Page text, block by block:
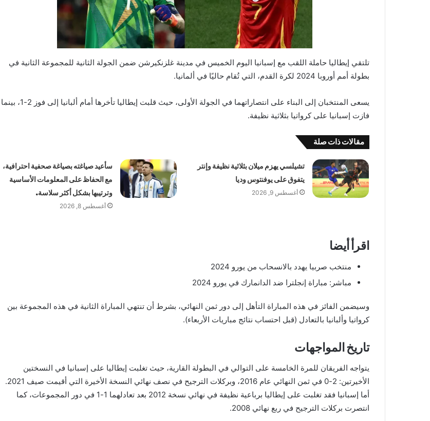
تلتقي إيطاليا حاملة اللقب مع إسبانيا اليوم الخميس في مدينة غلزنكيرشن ضمن الجولة الثانية للمجموعة الثانية في
بطولة أمم أوروبا 2024 لكرة القدم، التي تُقام حاليًا في ألمانيا.
يسعى المنتخبان إلى البناء على انتصاراتهما في الجولة الأولى، حيث قلبت إيطاليا تأخرها أمام ألبانيا إلى فوز 2-1، بينما
فازت إسبانيا على كرواتيا بثلاثية نظيفة.
مقالات ذات صلة
تشيلسي يهزم ميلان بثلاثية نظيفة وإنتر
يتفوق على يوفنتوس وديا
أغسطس 9, 2026
سأعيد صياغته بصياغة صحفية احترافية،
مع الحفاظ على المعلومات الأساسية
وترتيبها بشكل أكثر سلاسة.
أغسطس 8, 2026
اقرأ أيضا
منتخب صربيا يهدد بالانسحاب من يورو 2024
مباشر: مباراة إنجلترا ضد الدانمارك في يورو 2024
وسيضمن الفائز في هذه المباراة التأهل إلى دور ثمن النهائي، بشرط أن تنتهي المباراة الثانية في هذه المجموعة بين
كرواتيا وألبانيا بالتعادل (قبل احتساب نتائج مباريات الأربعاء).
تاريخ المواجهات
يتواجه الفريقان للمرة الخامسة على التوالي في البطولة القارية، حيث تغلبت إيطاليا على إسبانيا في النسختين
الأخيرتين: 2-0 في ثمن النهائي عام 2016، وبركلات الترجيح في نصف نهائي النسخة الأخيرة التي أقيمت صيف 2021.
أما إسبانيا فقد تغلبت على إيطاليا برباعية نظيفة في نهائي نسخة 2012 بعد تعادلهما 1-1 في دور المجموعات، كما
انتصرت بركلات الترجيح في ربع نهائي 2008.